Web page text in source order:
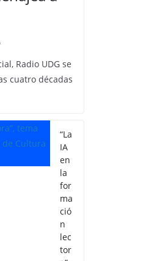
Radio UDG se
cuatro décadas
“La
IA
en
la
for
ma
ció
n
lec
tor